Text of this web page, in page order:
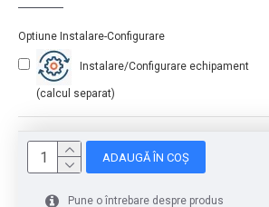
Optiune Instalare-Configurare
Instalare/Configurare echipament
(calcul separat)
ADAUGĂ ÎN COȘ
Pune o întrebare despre produs